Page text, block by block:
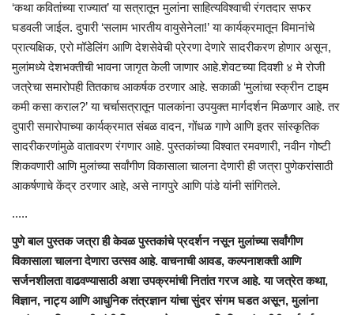
‘कथा कवितांच्या राज्यात’ या सत्रातून मुलांना साहित्यविश्वाची रंगतदार सफर
घडवली जाईल. दुपारी ‘सलाम भारतीय वायुसेनेला!’ या कार्यक्रमातून विमानांचे
प्रात्यक्षिक, एरो मॉडेलिंग आणि देशसेवेची प्रेरणा देणारे सादरीकरण होणार असून,
मुलांमध्ये देशभक्तीची भावना जागृत केली जाणार आहे.शेवटच्या दिवशी ४ मे रोजी
जत्रेचा समारोपही तितकाच आकर्षक ठरणार आहे. सकाळी ‘मुलांचा स्क्रीन टाइम
कमी कसा कराल?’ या चर्चासत्रातून पालकांना उपयुक्त मार्गदर्शन मिळणार आहे. तर
दुपारी समारोपाच्या कार्यक्रमात संबळ वादन, गोंधळ गाणे आणि इतर सांस्कृतिक
सादरीकरणांमुळे वातावरण रंगणार आहे. पुस्तकांच्या विश्वात रमवणारी, नवीन गोष्टी
शिकवणारी आणि मुलांच्या सर्वांगीण विकासाला चालना देणारी ही जत्रा पुणेकरांसाठी
आकर्षणाचे केंद्र ठरणार आहे, असे नागपुरे आणि पांडे यांनी सांगितले.
.....
पुणे बाल पुस्तक जत्रा ही केवळ पुस्तकांचे प्रदर्शन नसून मुलांच्या सर्वांगीण
विकासाला चालना देणारा उत्सव आहे. वाचनाची आवड, कल्पनाशक्ती आणि
सर्जनशीलता वाढवण्यासाठी अशा उपक्रमांची नितांत गरज आहे. या जत्रेत कथा,
विज्ञान, नाट्य आणि आधुनिक तंत्रज्ञान यांचा सुंदर संगम घडत असून, मुलांना